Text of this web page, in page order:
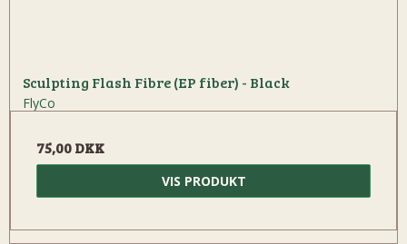
Sculpting Flash Fibre (EP fiber) - Black
FlyCo
75,00 DKK
VIS PRODUKT